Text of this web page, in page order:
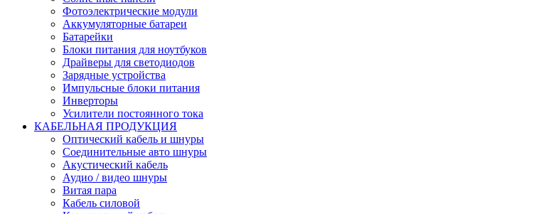
Фотоэлектрические модули
Аккумуляторные батареи
Батарейки
Блоки питания для ноутбуков
Драйверы для светодиодов
Зарядные устройства
Импульсные блоки питания
Инверторы
Усилители постоянного тока
КАБЕЛЬНАЯ ПРОДУКЦИЯ
Оптический кабель и шнуры
Соединительные авто шнуры
Акустический кабель
Аудио / видео шнуры
Витая пара
Кабель силовой